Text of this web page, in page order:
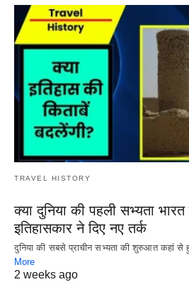
TRAVEL HISTORY
क्या दुनिया की पहली सभ्यता
इतिहासकार ने दिए नए तर्क
दुनिया की सबसे प्राचीन सभ्यता की शुरुआत कहां
More
2 weeks ago